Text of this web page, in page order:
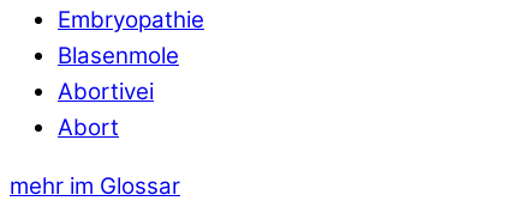
Embryopathie
Blasenmole
Abortivei
Abort
mehr im Glossar